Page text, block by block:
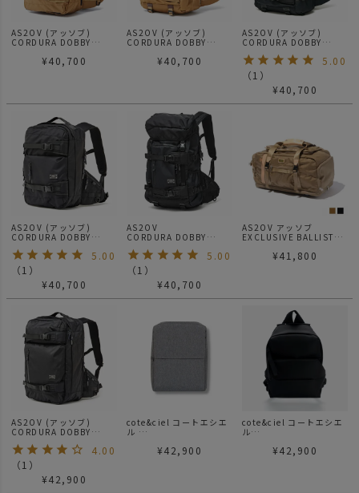
AS2OV (アッソブ)
CORDURA DOBBY
PACK S KHAKI / バック
¥40,700
AS2OV (アッソブ)
CORDURA DOBBY
BACK PACK KHAKI / バ
¥40,700
AS2OV (アッソブ)
CORDURA DOBBY
305D ROUND ZIP
BACK PACK BLACK / バ
ックパック
5.00
（1 ）
¥40,700
AS2OV (アッソブ)
CORDURA DOBBY
305D 3WAY BACK
PACK S BLACK / バック
パック
5.00
（1 ）
¥40,700
AS2OV
CORDURA DOBBY
305D BACK PACK
BLACK / バックパック
リュック
5.00
（1 ）
¥40,700
AS2OV アッソブ
EXCLUSIVE BALLISTIC
BOSTON BAG GOLF
¥41,800
AS2OV (アッソブ)
CORDURA DOBBY
305D 3WAY BACK
PACK M BLACK / バック
パック
4.00
（1 ）
¥42,900
cote&ciel コートエシエ
ル
Black Melange リュッ
¥42,900
cote&ciel コートエシエ
ル
¥42,900